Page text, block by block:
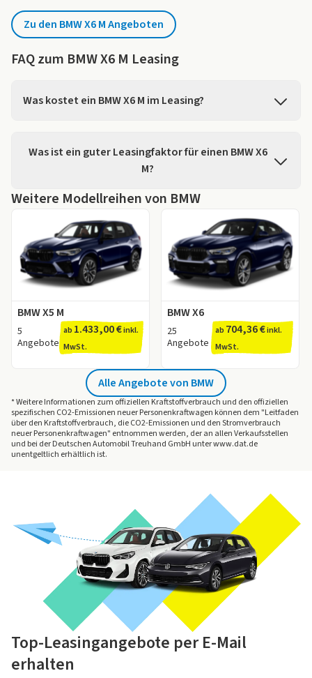
Zu den BMW X6 M Angeboten
FAQ zum BMW X6 M Leasing
Was kostet ein BMW X6 M im Leasing?
Angebote ab einer Leasingrate von 1.366,39 € pro
Händlern unverbindlich anfragen.
LeasingMarkt.de!
Was ist ein guter Leasingfaktor für einen BMW X6
M?
Für den BMW X6 Mfinden Sie auf LeasingMarkt.de
Der Leasingfaktor bewertet die Konditionen eines
Leasingangebots und eignet sich sehr gut als
Vergleichsinstrument. Je niedriger der Leasingfaktor
ist, desto besser ist das Angebot.
kleiner als 0,9 - Sehr guter Leasingfaktor
kleiner als 0,7 - Top-Leasingfaktor
Weitere Informationen bietet Ihnen unserRatgeber
Weitere Modellreihen von BMW
BMW X5 M
5
Angebote
ab 1.433,00 €inkl.
MwSt.
BMW X6
25
Angebote
ab 704,36 €inkl.
MwSt.
Alle Angebote von BMW
* Weitere Informationen zum offiziellen Kraftstoffverbrauch und den offiziellen
spezifischen CO2-Emissionen neuer Personenkraftwagen können dem "Leitfaden
über den Kraftstoffverbrauch, die CO2-Emissionen und den Stromverbrauch
neuer Personenkraftwagen" entnommen werden, der an allen Verkaufsstellen
und bei der Deutschen Automobil Treuhand GmbH unter www.dat.de
unentgeltlich erhältlich ist.
Top-Leasingangebote per E-Mail
erhalten